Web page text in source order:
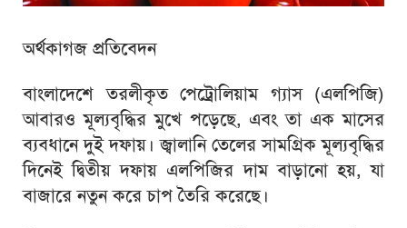
অর্থকাগজ প্রতিবেদন
বাংলাদেশে তরলীকৃত পেট্রোলিয়াম গ্যাস (এলপিজি)
আবারও মূল্যবৃদ্ধির মুখে পড়েছে, এবং তা এক মাসের
ব্যবধানে দুই দফায়। জ্বালানি তেলের সামগ্রিক মূল্যবৃদ্ধির
দিনেই দ্বিতীয় দফায় এলপিজির দাম বাড়ানো হয়, যা
বাজারে নতুন করে চাপ তৈরি করেছে।